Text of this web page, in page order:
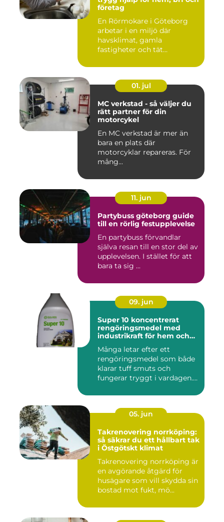
företag
En Rörmokare i Göteborg
arbetar i en miljö där
havsklimat, gamla
fastigheter och tät
01. jul
MC verkstad - så väljer du
rätt partner för din
motorcykel
En MC verkstad är mer än
bara en plats där
motorcyklar repareras. För
mång...
11. jun
Partybuss göteborg guide
till en rörlig festupplevelse
En partybuss förvandlar
själva resan till en stor del av
upplevelsen. I stället för att
bara ta sig ...
09. jun
Super 10 koncentrerat
rengöringsmedel med
industrikraft för hem och
Många letar efter ett
rengöringsmedel som både
klarar tuff smuts och
fungerar tryggt i vardagen.
05. jun
Takrenovering norrköping:
så säkrar du ett hållbart tak
i Östgötskt klimat
Takrenovering norrköping är
en avgörande åtgärd för
husägare som vill skydda sin
bostad mot fukt, mö...